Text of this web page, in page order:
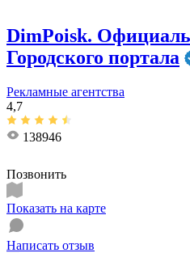
DimPoisk.
Городского портала
Рекламные агентства
4,7
138946
Позвонить
Показать на карте
Написать отзыв